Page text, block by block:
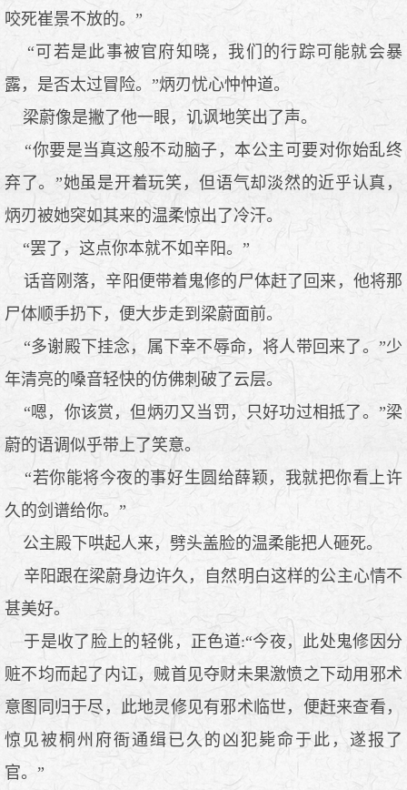
咬死崔景不放的。”
“可若是此事被官府知晓，我们的行踪可能就会暴
露，是否太过冒险。”炳刃忧心忡忡道。
梁蔚像是撇了他一眼，讥讽地笑出了声。
“你要是当真这般不动脑子，本公主可要对你始乱终
弃了。”她虽是开着玩笑，但语气却淡然的近乎认真，
炳刃被她突如其来的温柔惊出了冷汗。
“罢了，这点你本就不如辛阳。”
话音刚落，辛阳便带着鬼修的尸体赶了回来，他将那
尸体顺手扔下，便大步走到梁蔚面前。
“多谢殿下挂念，属下幸不辱命，将人带回来了。”少
年清亮的嗓音轻快的仿佛刺破了云层。
“嗯，你该赏，但炳刃又当罚，只好功过相抵了。”梁
蔚的语调似乎带上了笑意。
“若你能将今夜的事好生圆给薛颖，我就把你看上许
久的剑谱给你。”
公主殿下哄起人来，劈头盖脸的温柔能把人砸死。
辛阳跟在梁蔚身边许久，自然明白这样的公主心情不
甚美好。
于是收了脸上的轻佻，正色道:“今夜，此处鬼修因分
赃不均而起了内讧，贼首见夺财未果激愤之下动用邪术
意图同归于尽，此地灵修见有邪术临世，便赶来查看，
惊见被桐州府衙通缉已久的凶犯毙命于此，遂报了
官。”